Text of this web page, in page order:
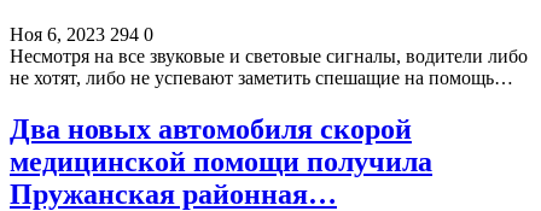
Ноя 6, 2023 294 0
Несмотря на все звуковые и световые сигналы, водители либо
не хотят, либо не успевают заметить спешащие на помощь…
Два новых автомобиля скорой
медицинской помощи получила
Пружанская районная…